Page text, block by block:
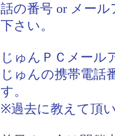
話の番号 or メー
下さい。
じゅんＰＣメール
じゅんの携帯電話
す。
※過去に教えて頂